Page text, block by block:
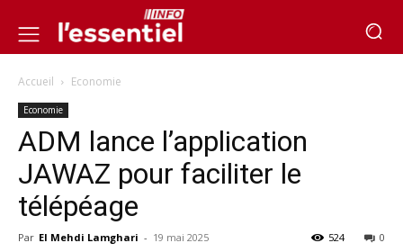
Accueil Economie
Economie
ADM lance l’application
JAWAZ pour faciliter le
télépéage
Par El Mehdi Lamghari - 19 mai 2025 0
524